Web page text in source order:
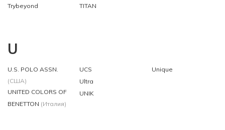
Trybeyond
TITAN
U
U.S. POLO ASSN.
(США)
UNITED COLORS OF
BENETTON (Италия)
UCS
Ultra
UNIK
Unique